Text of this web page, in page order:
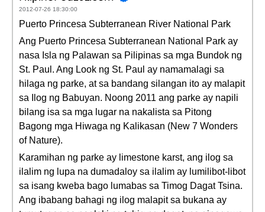
2012-07-26 18:30:00
Puerto Princesa Subterranean River National Park
Ang Puerto Princesa Subterranean National Park ay
nasa Isla ng Palawan sa Pilipinas sa mga Bundok ng
St. Paul. Ang Look ng St. Paul ay namamalagi sa
hilaga ng parke, at sa bandang silangan ito ay malapit
sa Ilog ng Babuyan. Noong 2011 ang parke ay napili
bilang isa sa mga lugar na nakalista sa Pitong
Bagong mga Hiwaga ng Kalikasan (New 7 Wonders
of Nature).
Karamihan ng parke ay limestone karst, ang ilog sa
ilalim ng lupa na dumadaloy sa ilalim ay lumilibot-libot
sa isang kweba bago lumabas sa Timog Dagat Tsina.
Ang ibabang bahagi ng ilog malapit sa bukana ay